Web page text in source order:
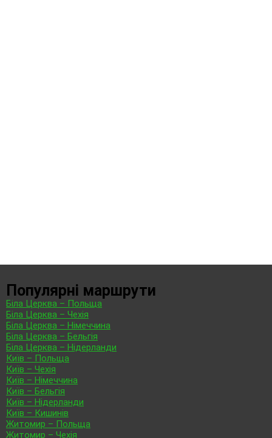
Популярні маршрути
Біла Церква – Польща
Біла Церква – Чехія
Біла Церква – Німеччина
Біла Церква – Бельгія
Біла Церква – Нідерланди
Київ – Польща
Київ – Чехія
Київ – Німеччина
Київ – Бельгія
Київ – Нідерланди
Київ – Кишинів
Житомир – Польща
Житомир – Чехія